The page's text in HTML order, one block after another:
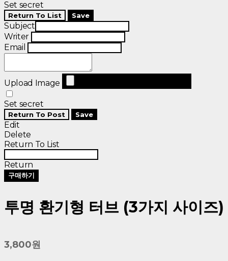
Set secret
Return To List Save
Subject
Writer
Email
Upload Image
Set secret
Return To Post Save
Edit
Delete
Return To List
Return
구매하기
투명 환기형 터브 (3가지 사이즈)
3,800원